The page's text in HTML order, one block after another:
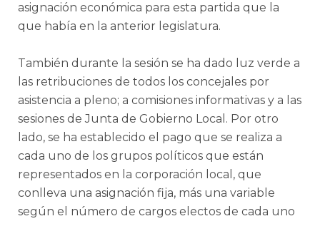
asignación económica para esta partida que la
que había en la anterior legislatura.
También durante la sesión se ha dado luz verde a
las retribuciones de todos los concejales por
asistencia a pleno; a comisiones informativas y a las
sesiones de Junta de Gobierno Local. Por otro
lado, se ha establecido el pago que se realiza a
cada uno de los grupos políticos que están
representados en la corporación local, que
conlleva una asignación fija, más una variable
según el número de cargos electos de cada uno